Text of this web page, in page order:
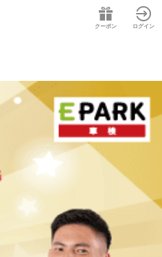
クーポン ログイン